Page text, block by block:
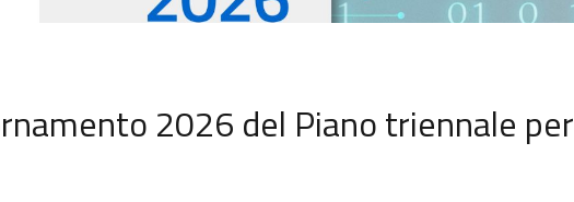
2026 del Piano triennale per